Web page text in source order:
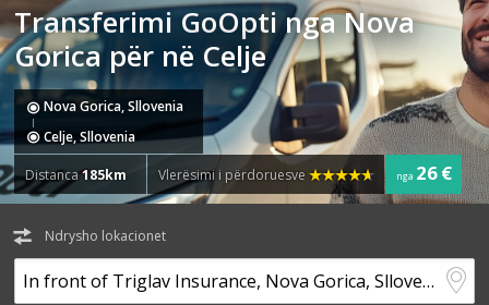
Transferimi GoOpti nga Nova
Gorica për në Celje
Nova Gorica, Sllovenia
Celje, Sllovenia
Distanca185km Vlerësimi i përdoruesve nga 26 €
Ndrysho lokacionet